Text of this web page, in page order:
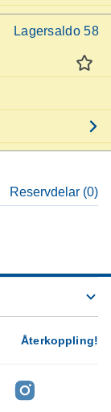
Lagersaldo 58
Reservdelar (0)
Återkoppling!